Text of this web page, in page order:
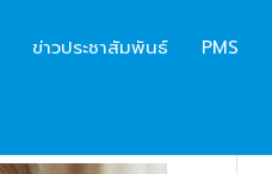
ข่าวประชาสัมพันธ์ PMS